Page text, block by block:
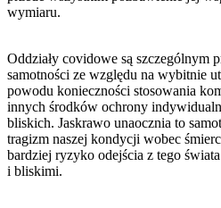
wymiaru.
Oddziały covidowe są szczególnym
samotności ze względu na wybitnie
powodu konieczności stosowania
innych środków ochrony
bliskich. Jaskrawo unaocznia to
tragizm naszej kondycji wobec
bardziej ryzyko odejścia z tego
i bliskimi.